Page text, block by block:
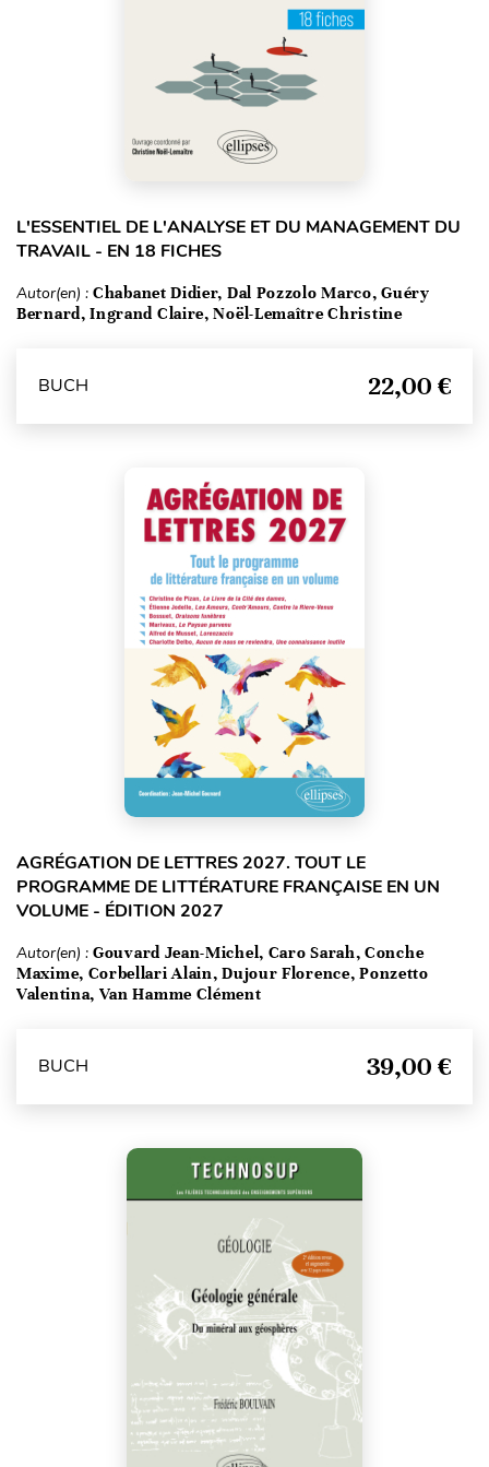
L'ESSENTIEL DE L'ANALYSE ET DU MANAGEMENT DU
TRAVAIL - EN 18 FICHES
Autor(en) : Chabanet Didier, Dal Pozzolo Marco, Guéry
Bernard, Ingrand Claire, Noël-Lemaître Christine
BUCH 22,00 €
AGRÉGATION DE LETTRES 2027. TOUT LE
PROGRAMME DE LITTÉRATURE FRANÇAISE EN UN
VOLUME - ÉDITION 2027
Autor(en) : Gouvard Jean-Michel, Caro Sarah, Conche
Maxime, Corbellari Alain, Dujour Florence, Ponzetto
Valentina, Van Hamme Clément
BUCH 39,00 €